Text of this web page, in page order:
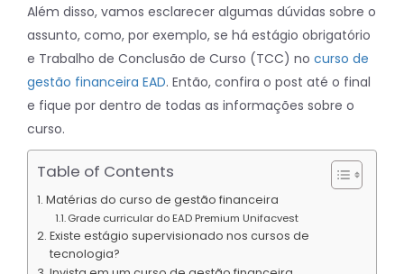
Além disso, vamos esclarecer algumas dúvidas sobre o
assunto, como, por exemplo, se há estágio obrigatório
e Trabalho de Conclusão de Curso (TCC) no curso de
gestão financeira EAD. Então, confira o post até o final
e fique por dentro de todas as informações sobre o
curso.
Table of Contents
Matérias do curso de gestão financeira
Grade curricular do EAD Premium Unifacvest
Existe estágio supervisionado nos cursos de
tecnologia?